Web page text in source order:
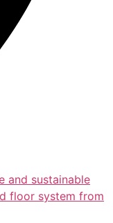
and sustainable
floor system from